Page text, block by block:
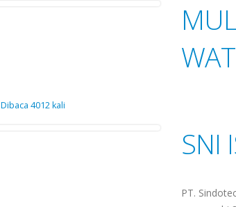
Dibaca 4012 kali
SNI
PT.